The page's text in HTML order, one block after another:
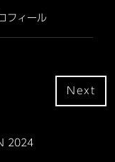
フィール
Next
2024